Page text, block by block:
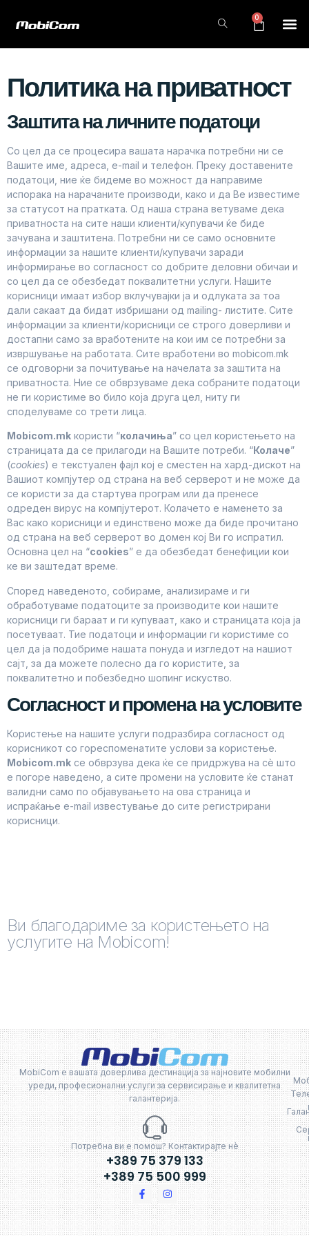
0
Политика на приватност
Заштита на личните податоци
Со цел да се процесира вашата нарачка потребни ни се
Вашите име, адреса, e-mail и телефон. Преку доставените
податоци, ние ќе бидеме во можност да направиме
испорака на нарачаните производи, како и да Ве известиме
за статусот на пратката. Од наша страна ветуваме дека
приватноста на сите наши клиенти/купувачи ќе биде
зачувана и заштитена. Потребни ни се само основните
информации за нашите клиенти/купувачи заради
информирање во согласност со добрите деловни обичаи и
со цел да се обезбедат поквалитетни услуги. Нашите
корисници имаат избор вклучувајки ја и одлуката за тоа
дали сакаат да бидат избришани од mailing- листите. Сите
информации за клиенти/корисници се строго доверливи и
достапни само за вработените на кои им се потребни за
извршување на работата. Сите вработени во mobicom.mk
се одговорни за почитување на начелата за заштита на
приватноста. Ние се обврзуваме дека собраните податоци
не ги користиме во било која друга цел, ниту ги
споделуваме со трети лица.
Mobicom.mk користи “колачиња” со цел користењето на
страницата да се прилагоди на Вашите потреби. “Колаче”
(cookies) е текстуален фајл кој е сместен на хард-дискот на
Вашиот компјутер од страна на веб серверот и не може да
се користи за да стартува програм или да пренесе
одреден вирус на компјутерот. Колачето е наменето за
Вас како корисници и единствено може да биде прочитано
од страна на веб серверот во домен кој Ви го испратил.
Основна цел на “cookies” е да обезбедат бенефиции кои
ке ви заштедат време.
Според наведеното, собираме, анализираме и ги
обработуваме податоците за производите кои нашите
корисници ги бараат и ги купуваат, како и страницата која ја
посетуваат. Тие податоци и информации ги користиме со
цел да ја подобриме нашата понуда и изгледот на нашиот
сајт, за да можете полесно да го користите, за
поквалитетно и побезбедно шопинг искуство.
Согласност и промена на условите
Користење на нашите услуги подразбира согласност од
корисникот со гореспоменатите услови за користење.
Mobicom.mk се обврзува дека ќе се придржува на сѐ што
е погоре наведено, а сите промени на условите ќе станат
валидни само по објавувањето на ова страница и
испраќање e-mail известување до сите регистрирани
корисници.
Ви благодариме за користењето на
услугите на Mobicom!
MobiCom е вашата доверлива дестинација за најновите мобилни
уреди, професионални услуги за сервисирање и квалитетна
галантерија.
Потребна ви е помош? Контактирајте нѐ
+389 75 379 133
+389 75 500 999